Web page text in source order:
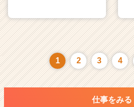
1 2 3 4
仕事をみる